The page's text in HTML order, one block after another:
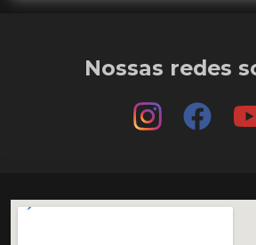
Nossas redes